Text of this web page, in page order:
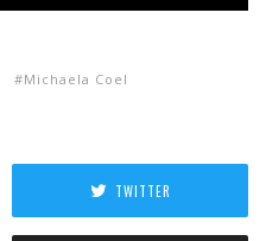
Michaela Coel
TWITTER